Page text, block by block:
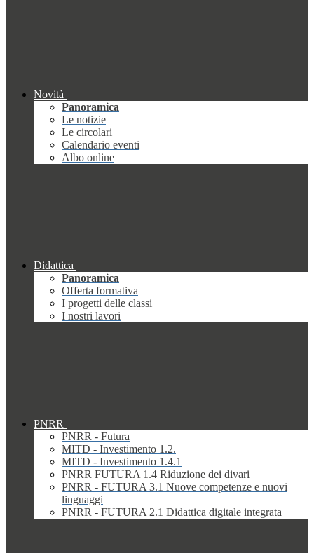
Novità
Panoramica
Le notizie
Le circolari
Calendario eventi
Albo online
Didattica
Panoramica
Offerta formativa
I progetti delle classi
I nostri lavori
PNRR
PNRR - Futura
MITD - Investimento 1.2.
MITD - Investimento 1.4.1
PNRR FUTURA 1.4 Riduzione dei divari
PNRR - FUTURA 3.1 Nuove competenze e nuovi
linguaggi
PNRR - FUTURA 2.1 Didattica digitale integrata